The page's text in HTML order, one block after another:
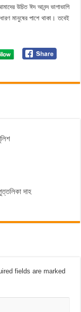
উচিত ঈদ আনন্দ ভাগাভাগি
মানুষের পাশে থাকা। তবেই
দাহ
fields are marked